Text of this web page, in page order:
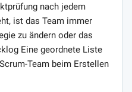
nach jedem
ist das Team immer
zu ändern oder das
Eine geordnete Liste
Team beim Erstellen